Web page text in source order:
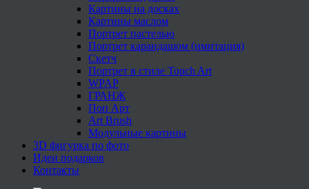
Картины на досках
Картины маслом
Портрет пастелью
Портрет карандашом (имитация)
Скетч
Портрет в стиле Touch Art
WPAP
ГРАНЖ
Поп Арт
Art Brush
Модульные картины
3D фигурка по фото
Идеи подарков
Контакты